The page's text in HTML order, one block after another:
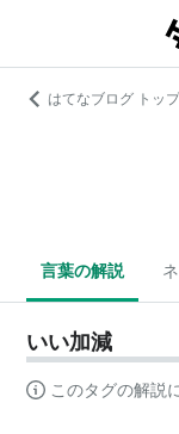
はてなブログ トッ
言葉の解説
いい加減
このタグの解説